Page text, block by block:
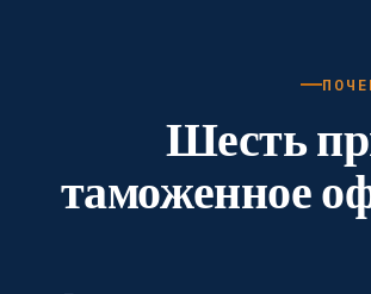
Шесть
таможенное